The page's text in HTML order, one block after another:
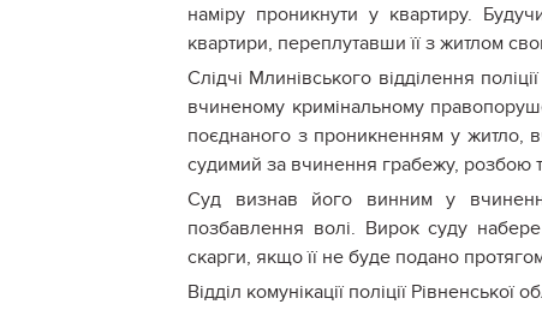
наміру проникнути у квартиру.
квартири, переплутавши її з житлом
Слідчі Млинівського відділення
вчиненому кримінальному
поєднаного з проникненням у житло,
судимий за вчинення грабежу, розбою
Суд визнав його винним у
позбавлення волі. Вирок суду
скарги, якщо її не буде подано
Відділ комунікації поліції Рівненської